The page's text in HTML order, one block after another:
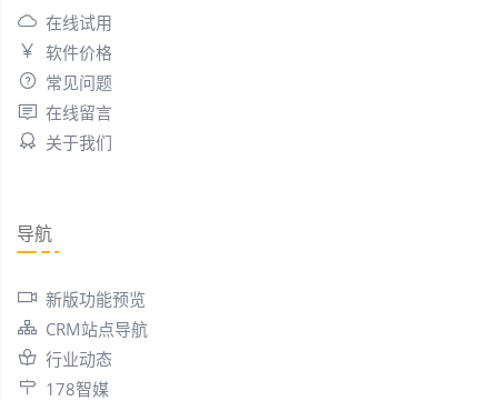
在线试用
软件价格
常见问题
在线留言
关于我们
导航
新版功能预览
CRM站点导航
行业动态
178智媒